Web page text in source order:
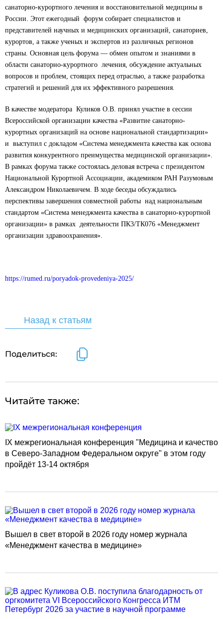
санаторно-курортного лечения и восстановительной медицины в
России. Этот ежегодный форум собирает специалистов и
представителей научных и медицинских организаций, санаториев,
курортов, а также ученых и экспертов из различных регионов
страны. Основная цель форума — обмен опытом и знаниями в
области санаторно-курортного лечения, обсуждение актуальных
вопросов и проблем, стоящих перед отраслью, а также разработка
стратегий и решений для их эффективного разрешения.
В качестве модератора Куликов О.В. принял участие в сессии
Всероссийской организации качества «Развитие санаторно-
курортных организаций на основе национальной стандартизации»
и выступил с докладом «Система менеджмента качества как основа
развития конкурентного преимущества медицинской организации».
В рамках форума также состоялась деловая встреча с президентом
Национальной Курортной Ассоциации, академиком РАН Разумовым
Александром Николаевичем. В ходе беседы обсуждались
перспективы завершения совместной работы над национальным
стандартом «Система менеджмента качества в санаторно-курортной
организации» в рамках деятельности ПК3/ТК076 «Менеджмент
организации здравоохранения».
https://rumed.ru/poryadok-provedeniya-2025/
Назад к статьям
Поделиться:
Читайте также:
IX межрегиональная конференция "Медицина и качество
в Северо-Западном Федеральном округе" в этом году
пройдёт 13-14 октября
Вышел в свет второй в 2026 году номер журнала
«Менеджмент качества в медицине»